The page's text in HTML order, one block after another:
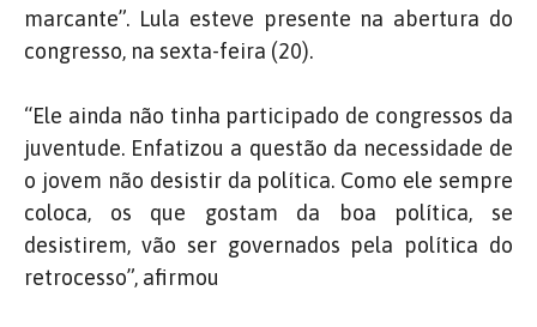
marcante”. Lula esteve presente na abertura do
congresso, na sexta-feira (20).
“Ele ainda não tinha participado de congressos da
juventude. Enfatizou a questão da necessidade de
o jovem não desistir da política. Como ele sempre
coloca, os que gostam da boa política, se
desistirem, vão ser governados pela política do
retrocesso”, afirmou